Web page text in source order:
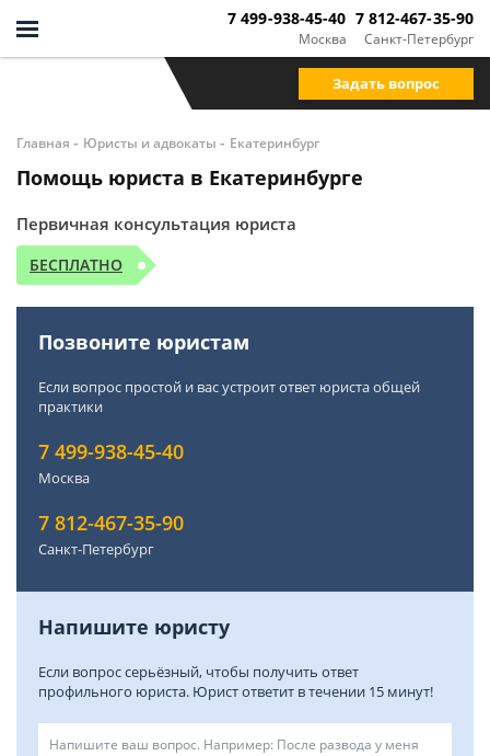
Москва
7 499-938-45-40
Санкт-Петербург
7 812-467-35-90
Задать вопрос
Главная - Юристы и адвокаты - Екатеринбург
Помощь юриста в Екатеринбурге
Первичная консультация юриста
БЕСПЛАТНО
Позвоните юристам
Если вопрос простой и вас устроит ответ юриста общей
практики
7 499-938-45-40
Москва
7 812-467-35-90
Санкт-Петербург
Напишите юристу
Если вопрос серьёзный, чтобы получить ответ
профильного юриста. Юрист ответит в течении 15 минут!